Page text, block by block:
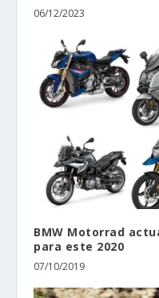
06/12/2023
BMW Motorrad
para este 2020
07/10/2019